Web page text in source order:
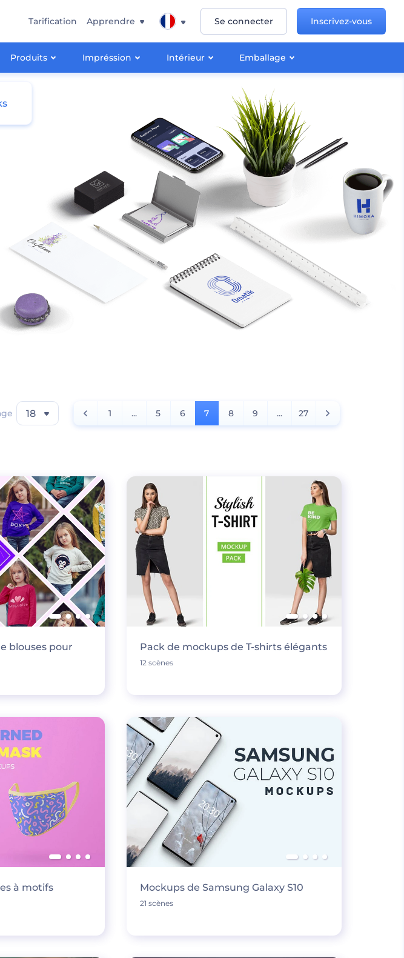
Produits Impréssion Intérieur Emballage
Tarification Apprendre Se connecter Inscrivez-vous
18 1 ... 5 6 7 8 9 ... 27
blouses pour
Pack de mockups de T-shirts élégants
12 scènes
à motifs Mockups de Samsung Galaxy S10
21 scènes